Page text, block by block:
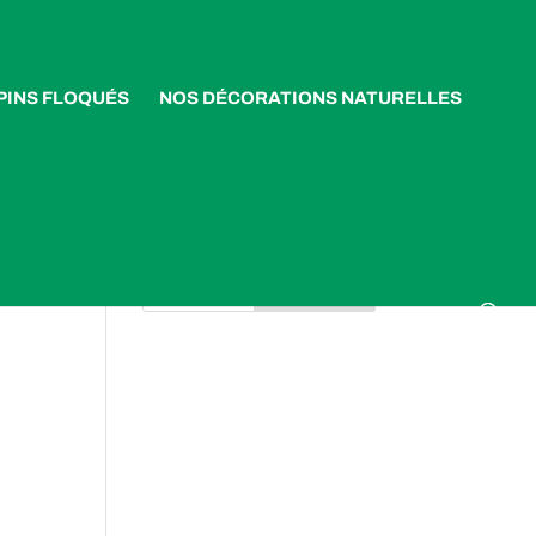
FLOQUÉS NOS DÉCORATIONS NATURELLES